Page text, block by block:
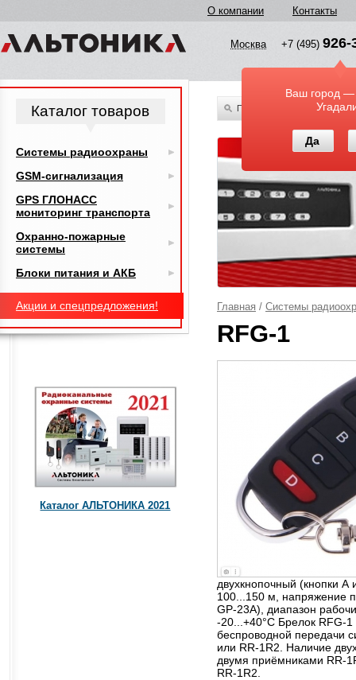
О компании Контакты
Москва +7 (495) 926-
Ваш город —
Да
По всему каталогу
Главная / Системы
RFG-1
двухкнопочный (кнопки А
100...150 м, напряжение
GP-23А), диапазон
-20...+40°С Брелок RFG-
беспроводной передачи
или RR-1R2. Наличие
двумя приёмниками RR-
RR-1R2.
Каталог товаров
Системы радиоохраны
GSM-сигнализация
GPS ГЛОНАСС
мониторинг транспорта
Охранно-пожарные
системы
Блоки питания и АКБ
Акции и спецпредложения!
Каталог АЛЬТОНИКА 2021